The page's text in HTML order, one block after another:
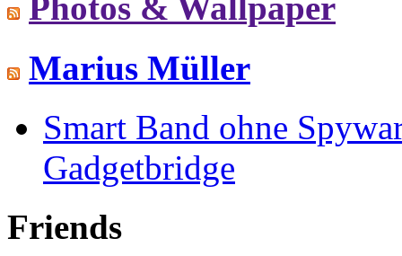
Photos & Wallpaper
Marius Müller
Smart Band ohne
Gadgetbridge
Friends